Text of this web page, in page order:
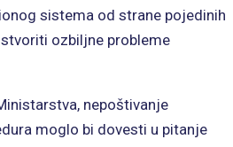
sistema od strane pojedinih
ozbiljne probleme
nepoštivanje
moglo bi dovesti u pitanje